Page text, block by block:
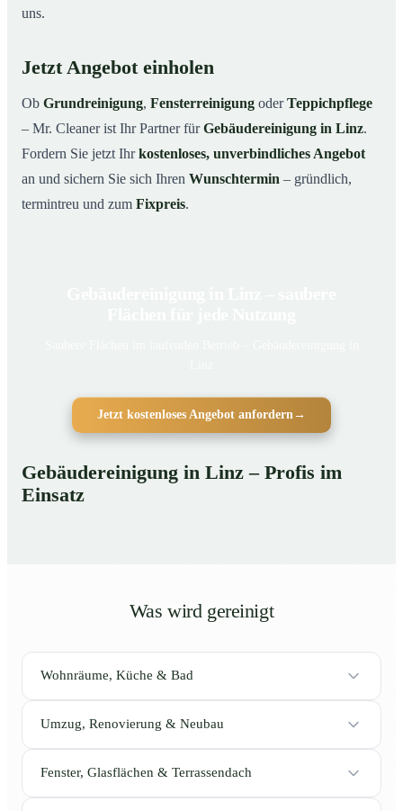
uns.
Jetzt Angebot einholen
Ob Grundreinigung, Fensterreinigung oderTeppichpflege
– Mr. Cleaner ist Ihr Partner fürGebäudereinigung in Linz.
Fordern Sie jetzt Ihrkostenloses, unverbindliches Angebot
an und sichern Sie sich Ihren Wunschtermin – gründlich,
termintreu und zum Fixpreis.
Jetzt kostenloses Angebot anfordern →
Gebäudereinigung in Linz – Profis im
Einsatz
Was wird gereinigt
Wohnräume, Küche & Bad
Umzug, Renovierung & Neubau
Fenster, Glasflächen & Terrassendach